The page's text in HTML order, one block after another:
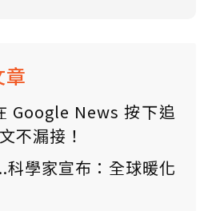
章
Google News 按下追
不漏接！
科學家宣布：全球暖化